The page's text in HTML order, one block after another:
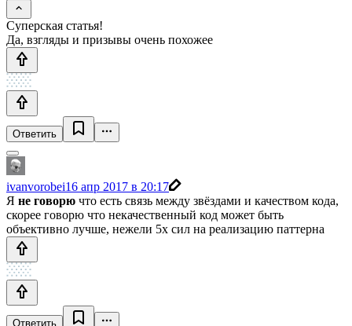
Суперская статья!
Да, взгляды и призывы очень похожее
Ответить
ivanvorobei16 апр 2017 в 20:17
Я не говорю что есть связь между звёздами и качеством кода,
скорее говорю что некачественный код может быть
объективно лучше, нежели 5x сил на реализацию паттерна
Ответить